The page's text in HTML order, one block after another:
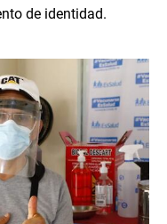
de identidad.